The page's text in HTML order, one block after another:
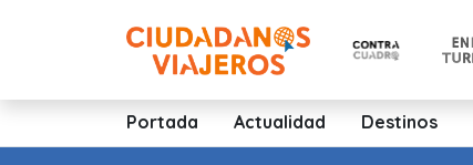
Portada Actualidad Destinos